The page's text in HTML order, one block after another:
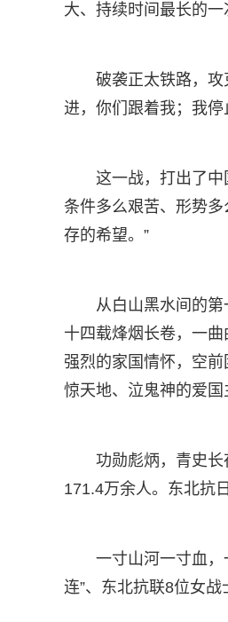
大、持续时间最长的
破袭正太铁路，
进，你们跟着我；我
这一战，打出了
条件多么艰苦、形势
存的希望。”
从白山黑水间的
十四载烽烟长卷，一
强烈的家国情怀，空
惊天地、泣鬼神的爱国
功勋彪炳，青史
171.4万余人。东北抗
一寸山河一寸血，
连”、东北抗联8位女